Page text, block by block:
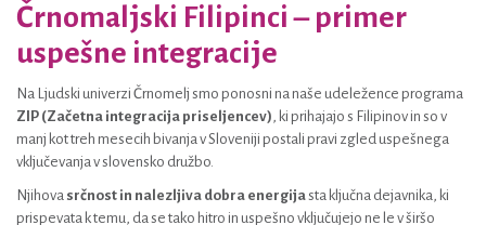
Črnomaljski Filipinci – primer
uspešne integracije
Na Ljudski univerzi Črnomelj smo ponosni na naše udeležence programa
ZIP (Začetna integracija priseljencev), ki prihajajo s Filipinov in so v
manj kot treh mesecih bivanja v Sloveniji postali pravi zgled uspešnega
vključevanja v slovensko družbo.
Njihova srčnost in nalezljiva dobra energijasta ključna dejavnika, ki
prispevata k temu, da se tako hitro in uspešno vključujejo ne le v širšo